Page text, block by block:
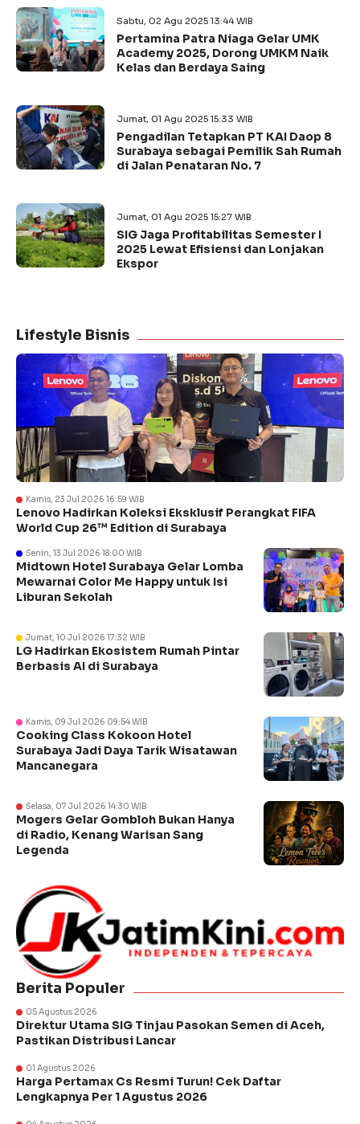
Sabtu, 02 Agu 2025 13:44 WIB
Pertamina Patra Niaga Gelar UMK
Academy 2025, Dorong UMKM Naik
Kelas dan Berdaya Saing
Jumat, 01 Agu 2025 15:33 WIB
Pengadilan Tetapkan PT KAI Daop 8
Surabaya sebagai Pemilik Sah Rumah
di Jalan Penataran No. 7
Jumat, 01 Agu 2025 15:27 WIB
SIG Jaga Profitabilitas Semester I
2025 Lewat Efisiensi dan Lonjakan
Ekspor
Lifestyle Bisnis
Kamis, 23 Jul 2026 16:59 WIB
Lenovo Hadirkan Koleksi Eksklusif Perangkat FIFA
World Cup 26™ Edition di Surabaya
Senin, 13 Jul 2026 18:00 WIB
Midtown Hotel Surabaya Gelar Lomba
Mewarnai Color Me Happy untuk Isi
Liburan Sekolah
Jumat, 10 Jul 2026 17:32 WIB
LG Hadirkan Ekosistem Rumah Pintar
Berbasis AI di Surabaya
Kamis, 09 Jul 2026 09:54 WIB
Cooking Class Kokoon Hotel
Surabaya Jadi Daya Tarik Wisatawan
Mancanegara
Selasa, 07 Jul 2026 14:30 WIB
Mogers Gelar Gombloh Bukan Hanya
di Radio, Kenang Warisan Sang
Legenda
Berita Populer
05 Agustus 2026
Direktur Utama SIG Tinjau Pasokan Semen di Aceh,
Pastikan Distribusi Lancar
01 Agustus 2026
Harga Pertamax Cs Resmi Turun! Cek Daftar
Lengkapnya Per 1 Agustus 2026